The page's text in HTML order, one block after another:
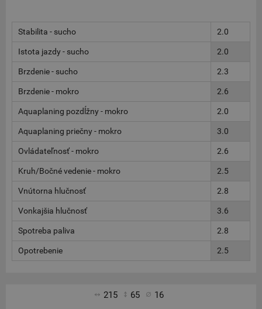
Stabilita - sucho 2.0
Istota jazdy - sucho 2.0
Brzdenie - sucho 2.3
Brzdenie - mokro 2.6
Aquaplaning pozdĺžny - mokro 2.0
Aquaplaning priečny - mokro 3.0
Ovládateľnosť - mokro 2.6
Kruh/Bočné vedenie - mokro 2.5
Vnútorna hlučnosť 2.8
Vonkajšia hlučnosť 3.6
Spotreba paliva 2.8
Opotrebenie 2.5
215 65 16